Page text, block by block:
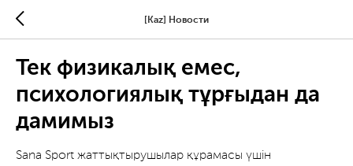
[Kaz] Новости
Тек физикалық емес,
психологиялық тұрғыдан да
дамимыз
Sana Sport жаттықтырушылар құрамасы үшін